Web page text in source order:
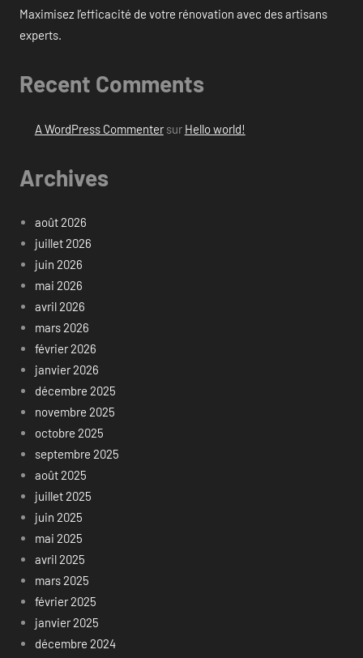
Maximisez l’efficacité de votre rénovation avec des artisans
experts.
Recent Comments
A WordPress Commentersur Hello world!
Archives
août 2026
juillet 2026
juin 2026
mai 2026
avril 2026
mars 2026
février 2026
janvier 2026
décembre 2025
novembre 2025
octobre 2025
septembre 2025
août 2025
juillet 2025
juin 2025
mai 2025
avril 2025
mars 2025
février 2025
janvier 2025
décembre 2024